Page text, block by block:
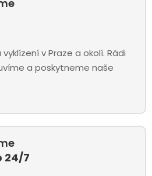
v Praze a okolí. Rádi
a poskytneme naše
24/7